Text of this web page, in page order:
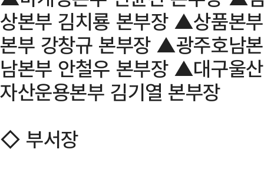
상본부 김치룡 본부장 ▲상품본
본부 강창규 본부장 ▲광주호남
남본부 안철우 본부장 ▲대구울
자산운용본부 김기열 본부장
◇ 부서장